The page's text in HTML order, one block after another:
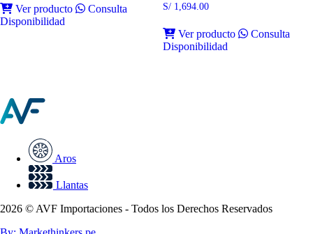
Ver producto
Consulta
Disponibilidad
S/1,694.00
Ver producto
Consulta
Disponibilidad
Aros
Llantas
2026 © AVF Importaciones - Todos los Derechos Reservados